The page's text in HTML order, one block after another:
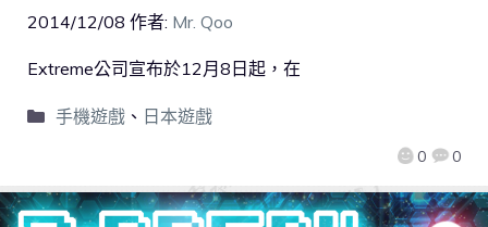
2014/12/08 作者: Mr. Qoo
0 0
Extreme公司宣布於12月8日起，在
手機遊戲、 日本遊戲